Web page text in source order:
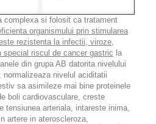
complexa si folosit ca tratament
organismului prin stimularea
rezistenta la infectii, viroze,
riscul de cancer gastric la
din grupa AB datorita nivelului
nivelul aciditatii
sa asimileze mai bine proteinele
boli cardiovasculare, creste
tensiunea arteriala, intareste inima,
artere in ateroscleroza,